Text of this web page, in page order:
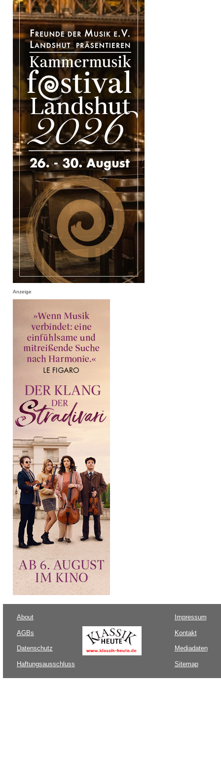
Anzeige
About
AGBs
Datenschutz
Haftungsausschluss
Impressum
Kontakt
Mediadaten
Sitemap